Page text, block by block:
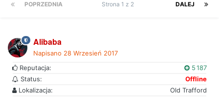
POPRZEDNIA DALEJ
Strona 1 z 2
Alibaba
Napisano 28 Wrzesień 2017
Reputacja:
5 187
Status:
Offline
Lokalizacja:
Old Trafford